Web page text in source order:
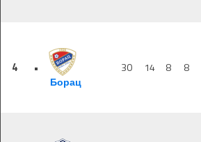
4
•
Борац
30 14 8 8